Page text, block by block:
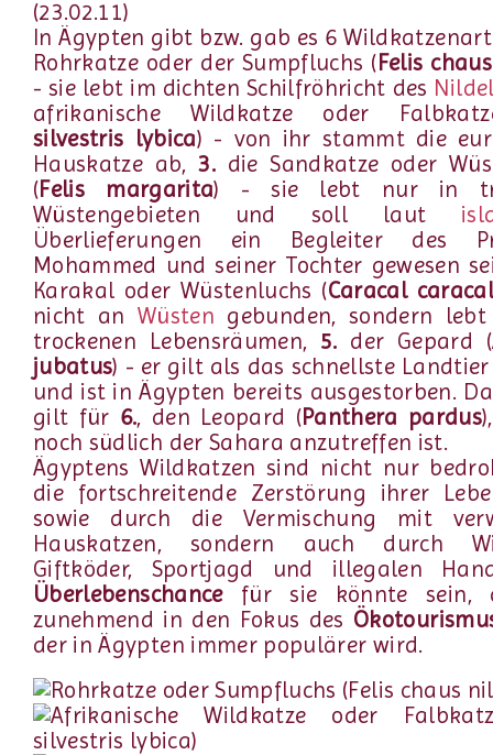
(23.02.11)
In Ägypten gibt bzw. gab es 6
Rohrkatze oder der Sumpfluchs ( Felis
- sie lebt im dichten Schilfröhricht des
afrikanische Wildkatze oder
silvestris lybica) - von ihr stammt die
Hauskatze ab,3. die Sandkatze oder
(Felis margarita) - sie lebt nur in
Wüstengebieten und soll laut
Überlieferungen ein Begleiter des
Mohammed und seiner Tochter gewesen
Karakal oder Wüstenluchs (Caracal
nicht anWüsten gebunden, sondern
trockenen Lebensräumen, 5. der Gepard (
jubatus) - er gilt als das schnellste
und ist in Ägypten bereits ausgestorben.
gilt für 6., den Leopard (Panthera pardus
noch südlich der Sahara anzutreffen ist.
Ägyptens Wildkatzen sind nicht nur
die fortschreitende Zerstörung ihrer
sowie durch die Vermischung mit
Hauskatzen, sondern auch durch
Giftköder, Sportjagd und illegalen
Überlebenschancefür sie könnte sein,
zunehmend in den Fokus des
der in Ägypten immer populärer wird.